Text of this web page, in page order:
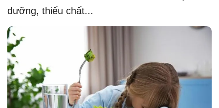
dưỡng, thiếu chất...